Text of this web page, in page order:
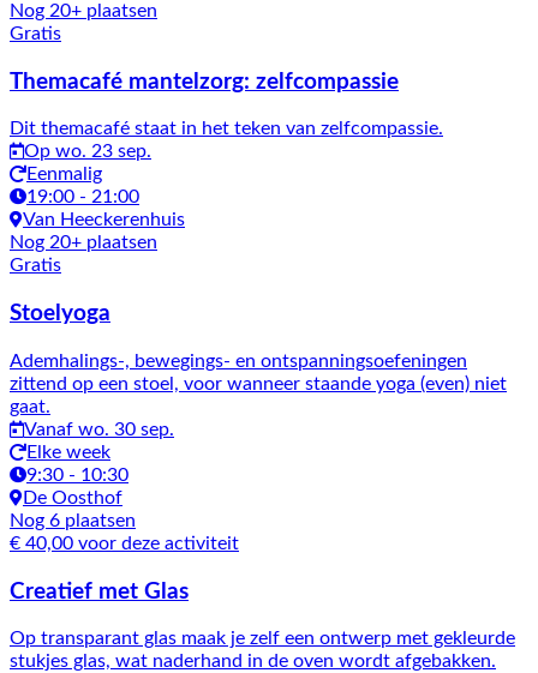
Nog 20+ plaatsen
Gratis
Themacafé mantelzorg: zelfcompassie
Dit themacafé staat in het teken van zelfcompassie.
Op wo. 23 sep.
Eenmalig
19:00 - 21:00
Van Heeckerenhuis
Nog 20+ plaatsen
Gratis
Stoelyoga
Ademhalings-, bewegings- en ontspanningsoefeningen
zittend op een stoel, voor wanneer staande yoga (even) niet
gaat.
Vanaf wo. 30 sep.
Elke week
9:30 - 10:30
De Oosthof
Nog 6 plaatsen
€ 40,00 voor deze activiteit
Creatief met Glas
Op transparant glas maak je zelf een ontwerp met gekleurde
stukjes glas, wat naderhand in de oven wordt afgebakken.